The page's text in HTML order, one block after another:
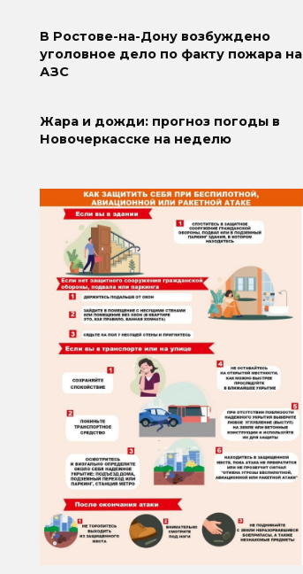
В Ростове-на-Дону возбуждено
уголовное дело по факту пожара на
АЗС
Жара и дожди: прогноз погоды в
Новочеркасске на неделю